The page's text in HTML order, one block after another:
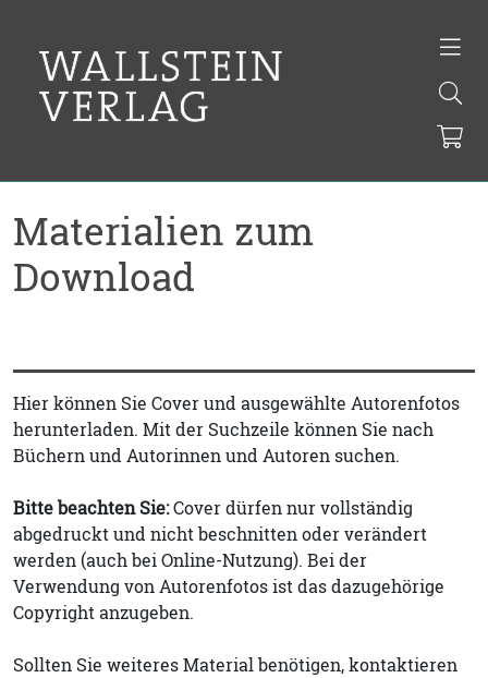
Materialien zum
Download
Hier können Sie Cover und ausgewählte Autorenfotos
herunterladen. Mit der Suchzeile können Sie nach
Büchern und Autorinnen und Autoren suchen.
Bitte beachten Sie:Cover dürfen nur vollständig
abgedruckt und nicht beschnitten oder verändert
werden (auch bei Online-Nutzung). Bei der
Verwendung von Autorenfotos ist das dazugehörige
Copyright anzugeben.
Sollten Sie weiteres Material benötigen, kontaktieren